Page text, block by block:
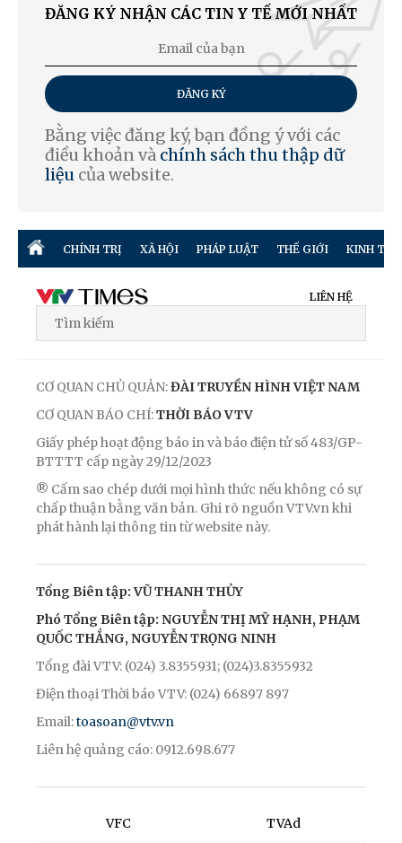
ĐĂNG KÝ NHẬN CÁC TIN Y TẾ MỚI NHẤT
ĐĂNG KÝ
Bằng việc đăng ký, bạn đồng ý với các
điều khoản và chính sách thu thập dữ
liệu của website.
CHÍNH TRỊ XÃ HỘI PHÁP LUẬT THẾ GIỚI KINH TẾ
LIÊN HỆ
CƠ QUAN CHỦ QUẢN:ĐÀI TRUYỀN HÌNH VIỆT NAM
CƠ QUAN BÁO CHÍ:THỜI BÁO VTV
Giấy phép hoạt động báo in và báo điện tử số 483/GP-
BTTTT cấp ngày 29/12/2023
® Cấm sao chép dưới mọi hình thức nếu không có sự
chấp thuận bằng văn bản. Ghi rõ nguồn VTV.vn khi
phát hành lại thông tin từ website này.
Tổng Biên tập: VŨ THANH THỦY
Phó Tổng Biên tập: NGUYỄN THỊ MỸ HẠNH, PHẠM
QUỐC THẮNG, NGUYỄN TRỌNG NINH
Tổng đài VTV: (024) 3.8355931; (024)3.8355932
Điện thoại Thời báo VTV: (024) 66897 897
Email:toasoan@vtv.vn
Liên hệ quảng cáo: 0912.698.677
VFC TVAd